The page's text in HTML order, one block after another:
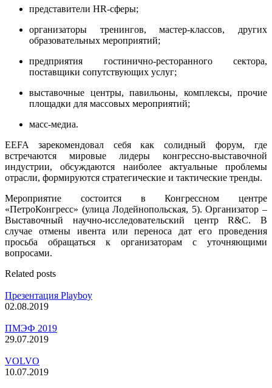
представители HR-сферы;
организаторы тренингов, мастер-классов, других
образовательных мероприятий;
предприятия гостинично-ресторанного сектора,
поставщики сопутствующих услуг;
выставочные центры, павильоны, комплексы, прочие
площадки для массовых мероприятий;
масс-медиа.
EEFA зарекомендовал себя как солидный форум, где
встречаются мировые лидеры конгрессно-выставочной
индустрии, обсуждаются наиболее актуальные проблемы
отрасли, формируются стратегические и тактические тренды.
Мероприятие состоится в Конгрессном центре
«ПетроКонгресс» (улица Лодейнопольская, 5). Организатор –
Выставочный научно-исследовательский центр R&C. В
случае отмены ивента или переноса дат его проведения
просьба обращаться к организаторам с уточняющими
вопросами.
Related posts
Презентация Playboy
02.08.2019
ПМЭФ 2019
29.07.2019
VOLVO
10.07.2019